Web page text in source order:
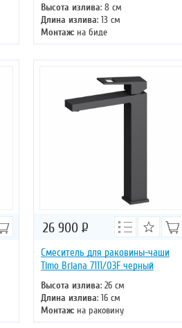
Высота излива: 8 см
Длина излива: 13 см
Монтаж: на биде
Тип излива: литой
Управление: однорычажное
Смеситель для раковины-чаши
Timo Briana 7111/03F черный
Высота излива: 26 см
Длина излива: 16 см
Монтаж: на раковину
Тип излива: литой
26 900 Р